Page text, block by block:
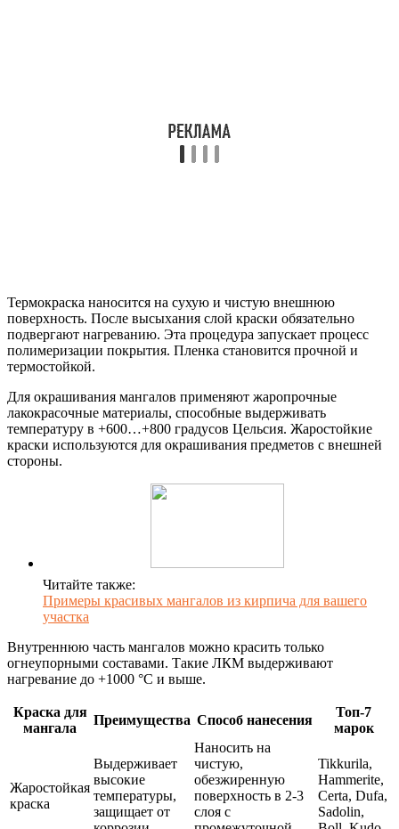
Термокраска наносится на сухую и чистую внешнюю
поверхность. После высыхания слой краски обязательно
подвергают нагреванию. Эта процедура запускает процесс
полимеризации покрытия. Пленка становится прочной и
термостойкой.
Для окрашивания мангалов применяют жаропрочные
лакокрасочные материалы, способные выдерживать
температуру в +600…+800 градусов Цельсия. Жаростойкие
краски используются для окрашивания предметов с внешней
стороны.
Читайте также:
Примеры красивых мангалов из кирпича для вашего
участка
Внутреннюю часть мангалов можно красить только
огнеупорными составами. Такие ЛКМ выдерживают
нагревание до +1000 °C и выше.
Краска для
мангала
Преимущества Способ нанесения
Топ-7
марок
Жаростойкая
краска
Выдерживает
высокие
температуры,
защищает от
Наносить на
чистую,
обезжиренную
поверхность в 2-3
слоя с
Tikkurila,
Hammerite,
Certa, Dufa,
Sadolin,